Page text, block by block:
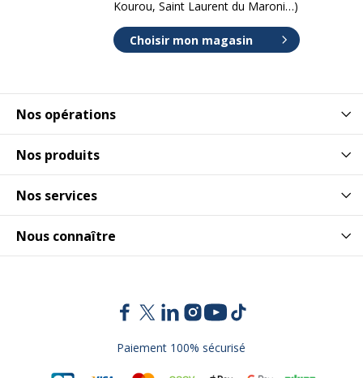
Nos opérations
Nos produits
Nos services
Nous connaître
Kourou, Saint Laurent du Maroni…)
Choisir mon magasin
Paiement 100% sécurisé